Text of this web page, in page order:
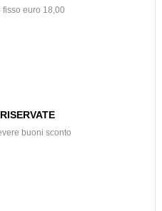
fisso euro 18,00
buoni sconto